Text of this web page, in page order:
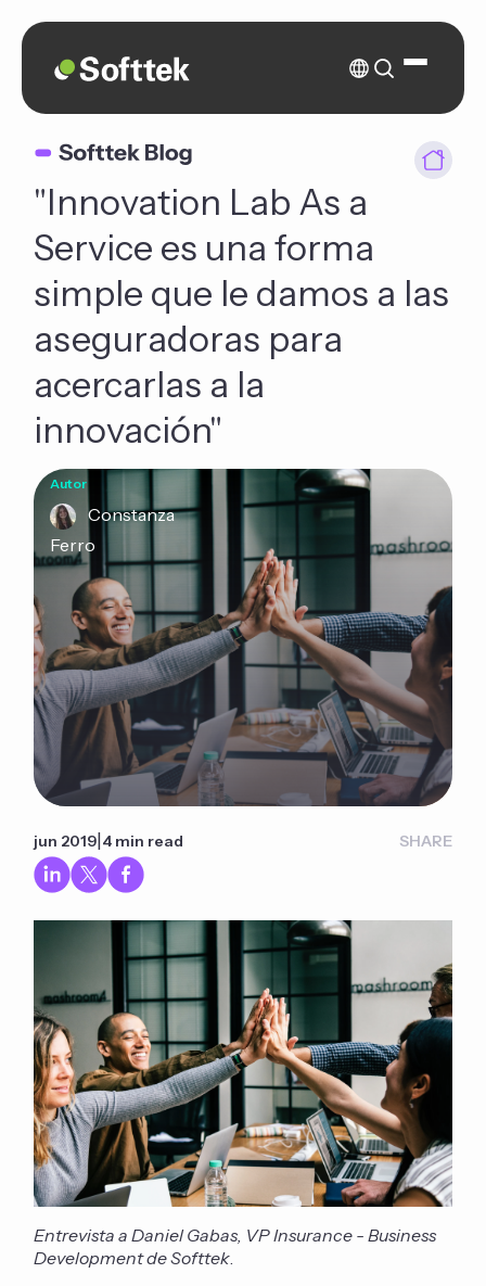
"Innovation Lab As a
Service es una forma
simple que le damos a las
aseguradoras para
acercarlas a la
innovación"
Autor
Constanza
Ferro
jun 2019|4 min read SHARE
Entrevista a Daniel Gabas, VP Insurance - Business
Development de Softtek.